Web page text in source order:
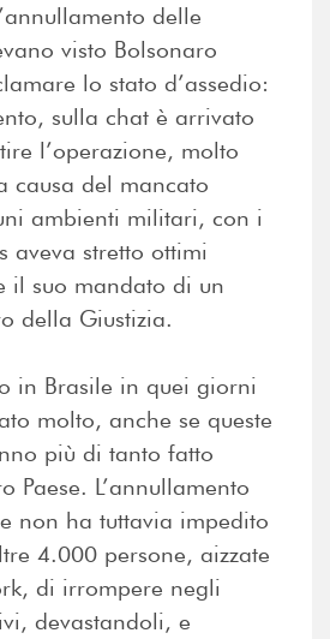
delle
visto Bolsonaro
lo stato d’assedio:
sulla chat è arrivato
l’operazione, molto
causa del mancato
ambienti militari, con i
aveva stretto ottimi
il suo mandato di un
della Giustizia.
in Brasile in quei giorni
molto, anche se queste
più di tanto fatto
Paese. L’annullamento
non ha tuttavia impedito
4.000 persone, aizzate
di irrompere negli
devastandoli, e